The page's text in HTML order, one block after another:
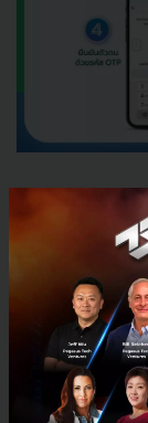
สำหรับร้านอาหา
ได้ตั้งแต่วันที่
เข้าแบน
แอปฯ
คลิกดูราย
เงื่อนไข”